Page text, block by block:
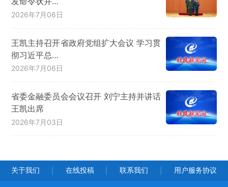
2026年7月06日
王凯主持召开省政府党组扩大会议 学习贯
彻习近平总…
2026年7月06日
省委金融委员会会议召开 刘宁主持并讲话
王凯出席
2026年7月03日
关于我们 在线投稿 联系我们 用户服务协议